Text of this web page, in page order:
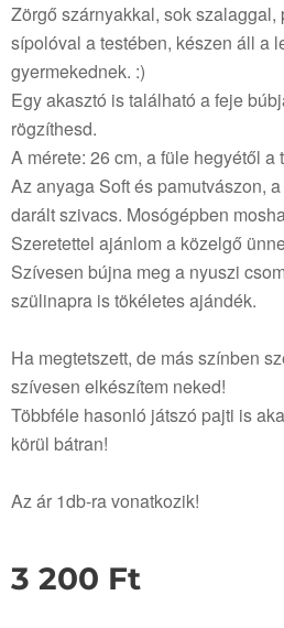
Zörgő szárnyakkal, sok
sípolóval a testében, készen áll a
gyermekednek. :)
Egy akasztó is található a feje
rögzíthesd.
A mérete: 26 cm, a füle hegyétől a
Az anyaga Soft és pamutvászon,
darált szivacs. Mosógépben
Szeretettel ajánlom a közelgő
Szívesen bújna meg a nyuszi
szülinapra is tökéletes ajándék.
Ha megtetszett, de más színben
szívesen elkészítem neked!
Többféle hasonló játszó pajti is
körül bátran!
Az ár 1db-ra vonatkozik!
3 200 Ft